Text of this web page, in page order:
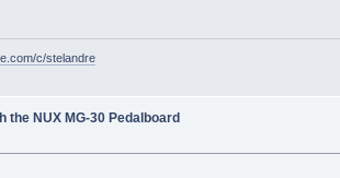
c/stelandre
NUX MG-30 Pedalboard